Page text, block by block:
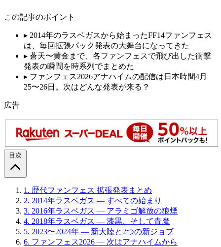
この記事のポイント
▸ 2014年のラスベガスから始まったFF14ファンフェス
は、毎回拡張パック発表の大舞台になってきた
▸ 蒼天〜黄金まで、各ファンフェスで飛び出した衝撃
発表の瞬間を時系列でまとめた
▸ ファンフェス2026アナハイムの配信は日本時間4月
25〜26日。次はどんな発表が来る？
広告
目次
1. 歴代ファンフェス 拡張発表まとめ
2. 2014年ラスベガス — すべての始まり
3. 2016年ラスベガス — アラミゴ解放の狼煙
4. 2018年ラスベガス — 漆黒、そして青魔
5. 2023〜2024年 — 新大陸と2つの新ジョブ
6. ファンフェス2026 — 次はアナハイムから